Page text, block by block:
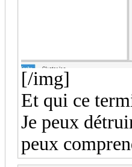
[/img]
Et qui ce
Je peux
peux